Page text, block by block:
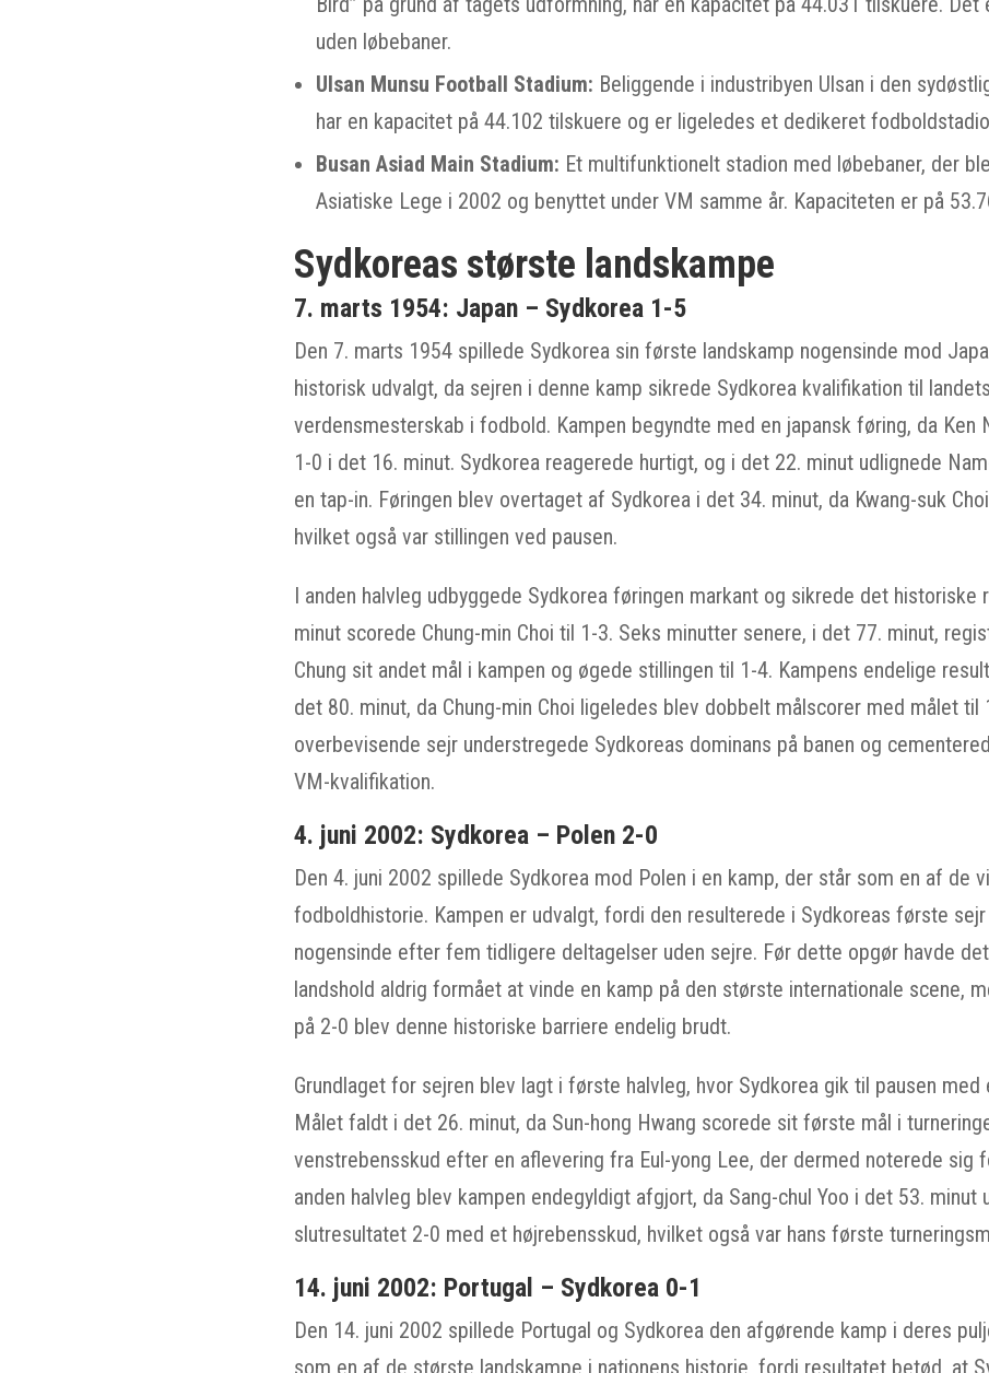
uden løbebaner.
Ulsan Munsu Football Stadium: Beliggende i industribyen Ulsan i den
har en kapacitet på 44.102 tilskuere og er ligeledes et dedikeret
Busan Asiad Main Stadium: Et multifunktionelt stadion med løbebaner, der
Asiatiske Lege i 2002 og benyttet under VM samme år. Kapaciteten er på
Sydkoreas største landskampe
7. marts 1954: Japan – Sydkorea 1-5
Den 7. marts 1954 spillede Sydkorea sin første landskamp nogensinde mod
historisk udvalgt, da sejren i denne kamp sikrede Sydkorea kvalifikation til
verdensmesterskab i fodbold. Kampen begyndte med en japansk føring, da Ken
1-0 i det 16. minut. Sydkorea reagerede hurtigt, og i det 22. minut udlignede
en tap-in. Føringen blev overtaget af Sydkorea i det 34. minut, da Kwang-suk
hvilket også var stillingen ved pausen.
I anden halvleg udbyggede Sydkorea føringen markant og sikrede det historiske
minut scorede Chung-min Choi til 1-3. Seks minutter senere, i det 77. minut,
Chung sit andet mål i kampen og øgede stillingen til 1-4. Kampens endelige
det 80. minut, da Chung-min Choi ligeledes blev dobbelt målscorer med målet til
overbevisende sejr understregede Sydkoreas dominans på banen og
VM-kvalifikation.
4. juni 2002: Sydkorea – Polen 2-0
Den 4. juni 2002 spillede Sydkorea mod Polen i en kamp, der står som en af de
fodboldhistorie. Kampen er udvalgt, fordi den resulterede i Sydkoreas første
nogensinde efter fem tidligere deltagelser uden sejre. Før dette opgør havde
landshold aldrig formået at vinde en kamp på den største internationale scene,
på 2-0 blev denne historiske barriere endelig brudt.
Grundlaget for sejren blev lagt i første halvleg, hvor Sydkorea gik til pausen med
Målet faldt i det 26. minut, da Sun-hong Hwang scorede sit første mål i
venstrebensskud efter en aflevering fra Eul-yong Lee, der dermed noterede sig
anden halvleg blev kampen endegyldigt afgjort, da Sang-chul Yoo i det 53. minut
slutresultatet 2-0 med et højrebensskud, hvilket også var hans første
14. juni 2002: Portugal – Sydkorea 0-1
Den 14. juni 2002 spillede Portugal og Sydkorea den afgørende kamp i deres
som en af de største landskampe i nationens historie, fordi resultatet betød, at